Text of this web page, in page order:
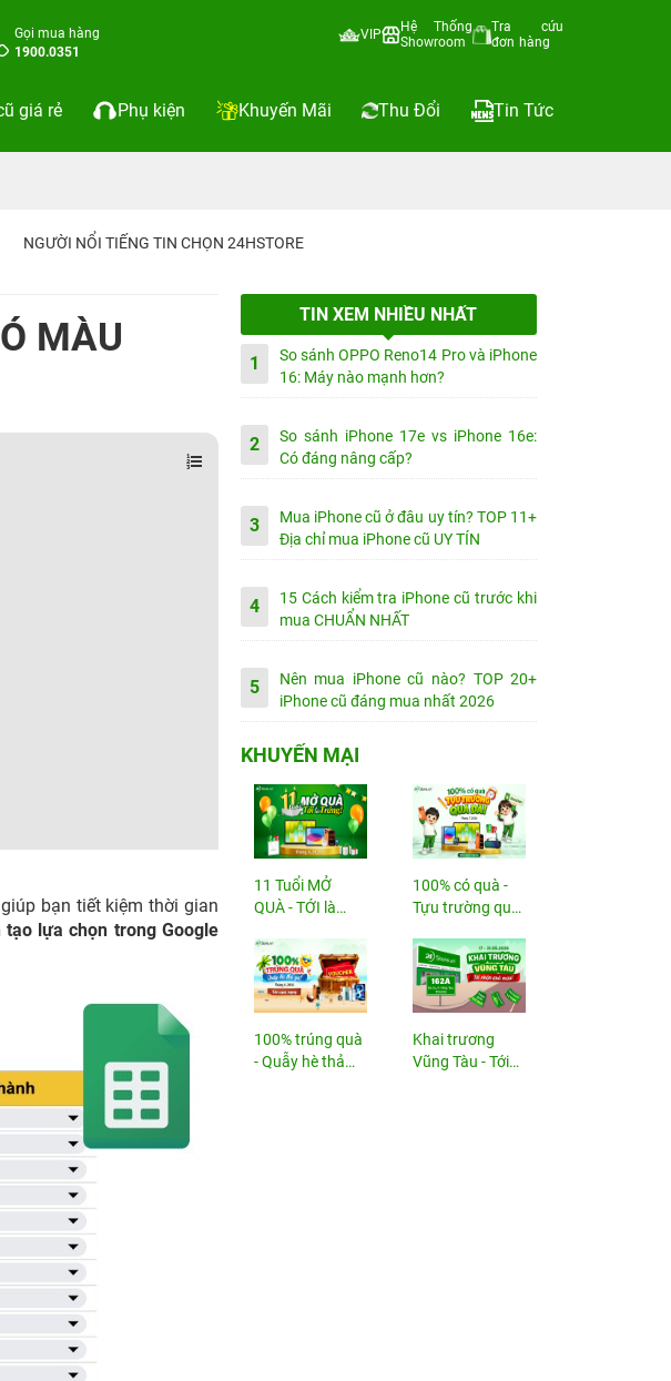
Gọi mua hàng
1900.0351
VIP
Hệ Thống
Showroom
Tra cứu
đơn hàng
giá rẻ Phụ kiện Khuyến Mãi Thu Đổi Tin Tức
NGƯỜI NỔI TIẾNG TIN CHỌN 24HSTORE
MÀU
bạn tiết kiệm thời gian
tạo lựa chọn trong Google
TIN XEM NHIỀU NHẤT
1
So sánh OPPO Reno14 Pro và iPhone
16: Máy nào mạnh hơn?
2
So sánh iPhone 17e vs iPhone 16e:
Có đáng nâng cấp?
3
Mua iPhone cũ ở đâu uy tín? TOP 11+
Địa chỉ mua iPhone cũ UY TÍN
4
15 Cách kiểm tra iPhone cũ trước khi
mua CHUẨN NHẤT
5
Nên mua iPhone cũ nào? TOP 20+
iPhone cũ đáng mua nhất 2026
KHUYẾN MẠI
11 Tuổi MỞ
QUÀ - TỚI là
100% có quà -
Tựu trường quá
100% trúng quà
- Quẫy hè thả
Khai trương
Vũng Tàu - Tới